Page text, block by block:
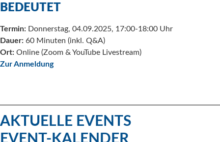
BEDEUTET
Termin: Donnerstag, 04.09.2025, 17:00-18:00 Uhr
Dauer: 60 Minuten (inkl. Q&A)
Ort: Online (Zoom & YouTube Livestream)
Zur Anmeldung
AKTUELLE EVENTS